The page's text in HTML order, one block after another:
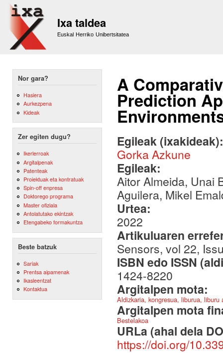
Ixa taldea
Euskal Herriko Unibertsitatea
Nor gara?
Hasiera
Aurkezpena
Kideak
Zer egiten dugu?
Ikerlerroak
Argitalpenak
Patenteak
Proiektuak eta kontratuak
Spin-off enpresa
Doktorego programa
Master ofiziala
Antolatutako ekintzak
Etengabeko formakuntza
Beste batzuk
Sariak
Prentsa aipamenak
Ikasleentzat
Kontaktua
A
Prediction
Egileak
Gorka Azkune
Egileak:
Aitor Almeida, Unai
Aguilera, Mikel
Urtea:
2022
Artikuluaren
Sensors, vol 22,
ISBN edo ISSN
1424-8220
Argitalpen mota:
Aldizkaria, kongresua, liburua,
Argitalpen mota
Bestelakoa
URLa (ahal dela
https://doi.org/